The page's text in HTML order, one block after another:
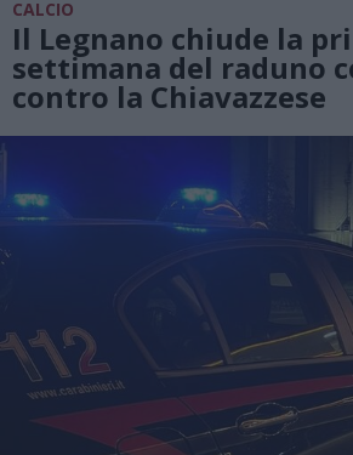
CALCIO
Il Legnano chiude la
settimana del raduno
contro la Chiavazzese